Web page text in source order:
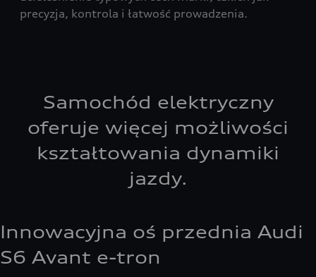
precyzja, kontrola i łatwość prowadzenia.
Samochód elektryczny
oferuje więcej możliwości
kształtowania dynamiki
jazdy.
Innowacyjna oś przednia Audi
S6 Avant e-tron